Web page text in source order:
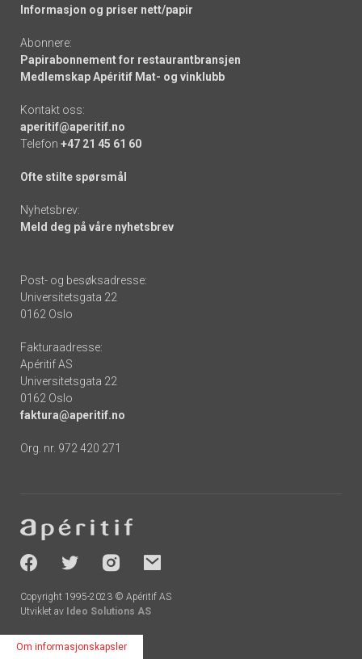
Informasjon og priser nett/papir
Abonnere:
Papirabonnement for restaurantbransjen
Medlemskap Apéritif Mat- og vinklubb
Kontakt oss:
aperitif@aperitif.no
Telefon +47 21 45 61 60
Ofte stilte spørsmål
Nyhetsbrev:
Meld deg på våre nyhetsbrev
Post- og besøksadresse:
Universitetsgata 22
0162 Oslo
Fakturaadresse:
Apéritif AS
Universitetsgata 22
0162 Oslo
faktura@aperitif.no
Org. nr. 972 420 271
-
socials
Copyright 1995-2023 © Apéritif AS
Utviklet av Ideo Solutions AS
Om informasjonskapsler